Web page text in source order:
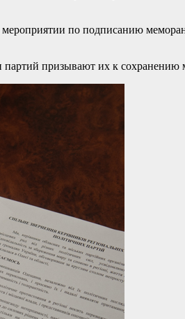
по подписанию
призывают их к сохранению